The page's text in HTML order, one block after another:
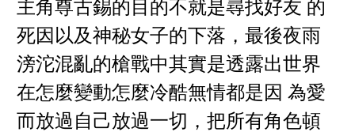
主角尊古錫的目的不就是尋找好友 的
死因以及神秘女子的下落，最後夜雨
滂沱混亂的槍戰中其實是透露出世界
在怎麼變動怎麼冷酷無情都是因 為愛
而放過自己放過一切，把所有角色頓